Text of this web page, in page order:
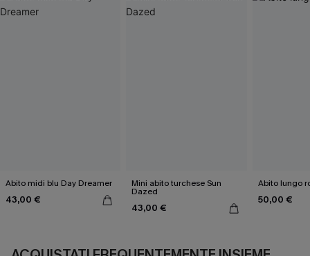
Abito midi blu Day Dreamer
43,00 €
Mini abito turchese Sun
Dazed
43,00 €
Abito lungo
50,00 €